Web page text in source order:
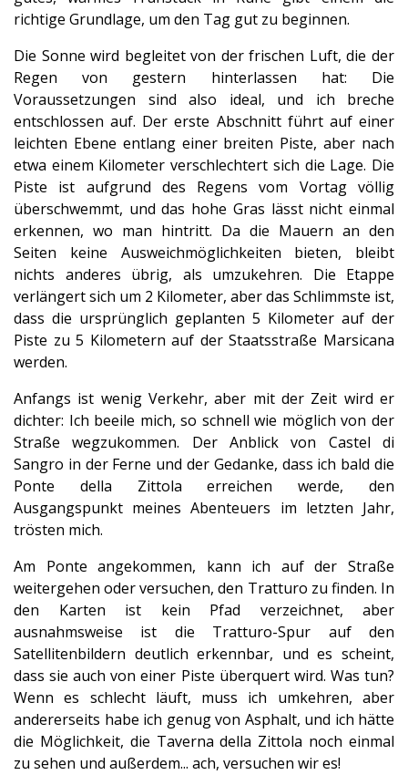
richtige Grundlage, um den Tag gut zu beginnen.
Die Sonne wird begleitet von der frischen Luft, die der
Regen von gestern hinterlassen hat: Die
Voraussetzungen sind also ideal, und ich breche
entschlossen auf. Der erste Abschnitt führt auf einer
leichten Ebene entlang einer breiten Piste, aber nach
etwa einem Kilometer verschlechtert sich die Lage. Die
Piste ist aufgrund des Regens vom Vortag völlig
überschwemmt, und das hohe Gras lässt nicht einmal
erkennen, wo man hintritt. Da die Mauern an den
Seiten keine Ausweichmöglichkeiten bieten, bleibt
nichts anderes übrig, als umzukehren. Die Etappe
verlängert sich um 2 Kilometer, aber das Schlimmste ist,
dass die ursprünglich geplanten 5 Kilometer auf der
Piste zu 5 Kilometern auf der Staatsstraße Marsicana
werden.
Anfangs ist wenig Verkehr, aber mit der Zeit wird er
dichter: Ich beeile mich, so schnell wie möglich von der
Straße wegzukommen. Der Anblick von Castel di
Sangro in der Ferne und der Gedanke, dass ich bald die
Ponte della Zittola erreichen werde, den
Ausgangspunkt meines Abenteuers im letzten Jahr,
trösten mich.
Am Ponte angekommen, kann ich auf der Straße
weitergehen oder versuchen, den Tratturo zu finden. In
den Karten ist kein Pfad verzeichnet, aber
ausnahmsweise ist die Tratturo-Spur auf den
Satellitenbildern deutlich erkennbar, und es scheint,
dass sie auch von einer Piste überquert wird. Was tun?
Wenn es schlecht läuft, muss ich umkehren, aber
andererseits habe ich genug von Asphalt, und ich hätte
die Möglichkeit, die Taverna della Zittola noch einmal
zu sehen und außerdem... ach, versuchen wir es!